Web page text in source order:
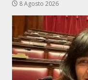
8 Agosto 2026